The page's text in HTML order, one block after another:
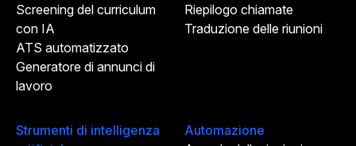
Screening del curriculum
con IA
ATS automatizzato
Generatore di annunci di
lavoro
Riepilogo chiamate
Traduzione delle riunioni
Strumenti di intelligenza
Automazione